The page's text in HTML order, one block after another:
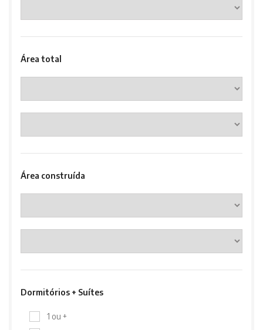
Área total
Área construída
Dormitórios + Suítes
1 ou +